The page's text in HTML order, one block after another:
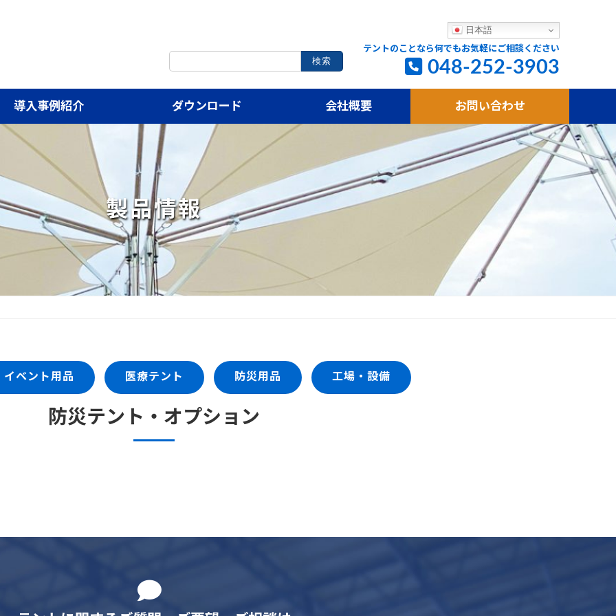
日本語
テントのことなら何でもお気軽にご相談ください
048-252-3903
導入事例紹介 ダウンロード 会社概要 お問い合わせ
製品情報
防災テント・オプション
イベント用品 医療テント 防災用品 工場・設備